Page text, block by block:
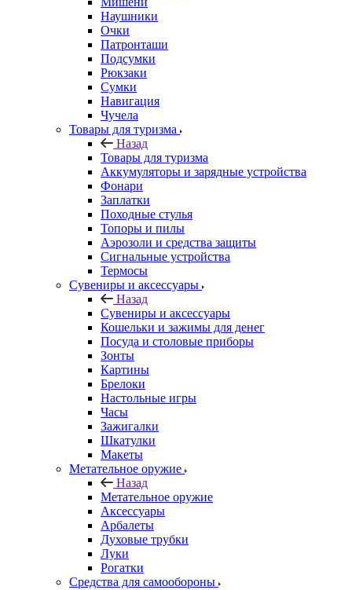
Наушники
Очки
Патронташи
Подсумки
Рюкзаки
Сумки
Навигация
Чучела
Товары для туризма
Назад
Товары для туризма
Аккумуляторы и зарядные устройства
Фонари
Заплатки
Походные стулья
Топоры и пилы
Аэрозоли и средства защиты
Сигнальные устройства
Термосы
Сувениры и аксессуары
Назад
Сувениры и аксессуары
Кошельки и зажимы для денег
Посуда и столовые приборы
Зонты
Картины
Брелоки
Настольные игры
Часы
Зажигалки
Шкатулки
Макеты
Метательное оружие
Назад
Метательное оружие
Аксессуары
Арбалеты
Духовые трубки
Луки
Рогатки
Средства для самообороны